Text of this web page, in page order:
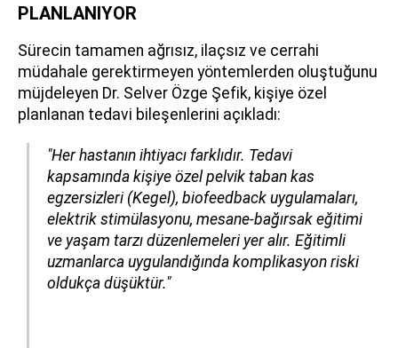
PLANLANIYOR
Sürecin tamamen ağrısız, ilaçsız ve cerrahi
müdahale gerektirmeyen yöntemlerden oluştuğunu
müjdeleyen Dr. Selver Özge Şefik, kişiye özel
planlanan tedavi bileşenlerini açıkladı:
"Her hastanın ihtiyacı farklıdır. Tedavi
kapsamında kişiye özel pelvik taban kas
egzersizleri (Kegel), biofeedback uygulamaları,
elektrik stimülasyonu, mesane-bağırsak eğitimi
ve yaşam tarzı düzenlemeleri yer alır. Eğitimli
uzmanlarca uygulandığında komplikasyon riski
oldukça düşüktür."